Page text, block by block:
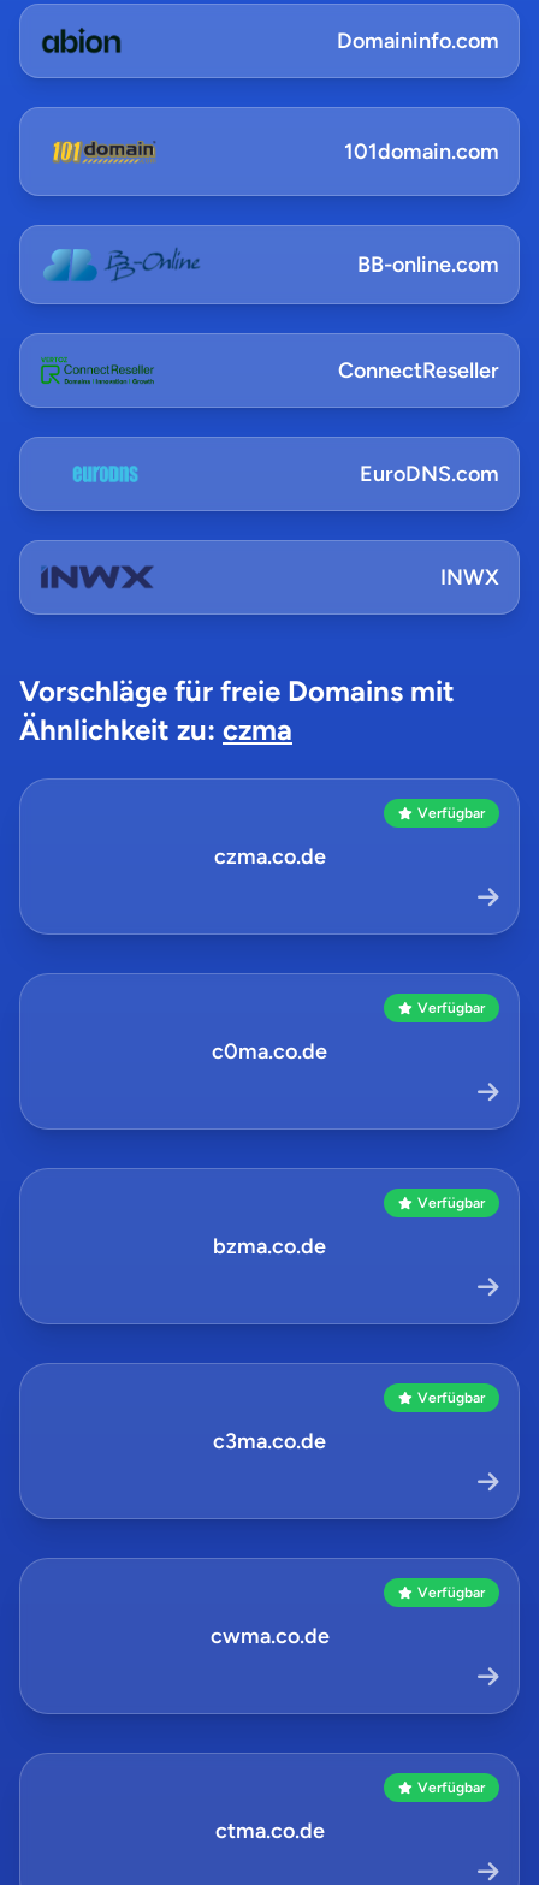
Domaininfo.com
101domain.com
BB-online.com
ConnectReseller
EuroDNS.com
INWX
Vorschläge für freie Domains mit
Ähnlichkeit zu: czma
Verfügbar
czma.co.de
Verfügbar
c0ma.co.de
Verfügbar
bzma.co.de
Verfügbar
c3ma.co.de
Verfügbar
cwma.co.de
Verfügbar
ctma.co.de